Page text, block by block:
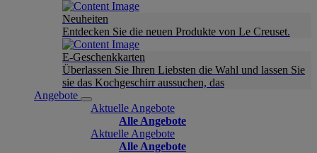
Neuheiten
Entdecken Sie die neuen Produkte von Le Creuset.
E-Geschenkkarten
Überlassen Sie Ihren Liebsten die Wahl und lassen Sie
sie das Kochgeschirr aussuchen, das
Angebote
Aktuelle Angebote
Alle Angebote
Aktuelle Angebote
Alle Angebote